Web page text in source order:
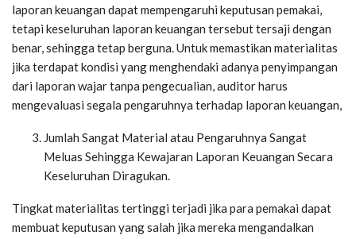
laporan keuangan dapat mempengaruhi keputusan pemakai,
tetapi keseluruhan laporan keuangan tersebut tersaji dengan
benar, sehingga tetap berguna. Untuk memastikan materialitas
jika terdapat kondisi yang menghendaki adanya penyimpangan
dari laporan wajar tanpa pengecualian, auditor harus
mengevaluasi segala pengaruhnya terhadap laporan keuangan,
Jumlah Sangat Material atau Pengaruhnya Sangat
Meluas Sehingga Kewajaran Laporan Keuangan Secara
Keseluruhan Diragukan.
Tingkat materialitas tertinggi terjadi jika para pemakai dapat
membuat keputusan yang salah jika mereka mengandalkan